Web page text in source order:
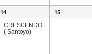
14
CRESCENDO
( Santoyo)
15